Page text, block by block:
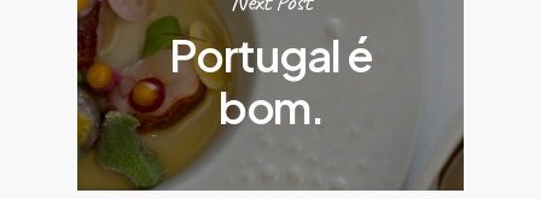
Portugal é
bom.